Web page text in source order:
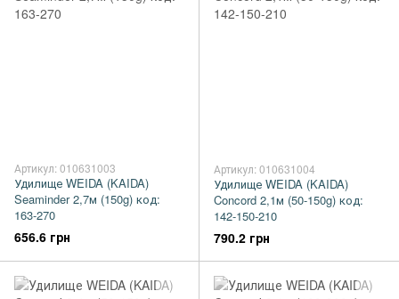
Артикул: 010631003
Удилище WEIDA (KAIDA)
Seaminder 2,7м (150g) код:
163-270
656.6 грн
Артикул: 010631004
Удилище WEIDA (KAIDA)
Concord 2,1м (50-150g) код:
142-150-210
790.2 грн